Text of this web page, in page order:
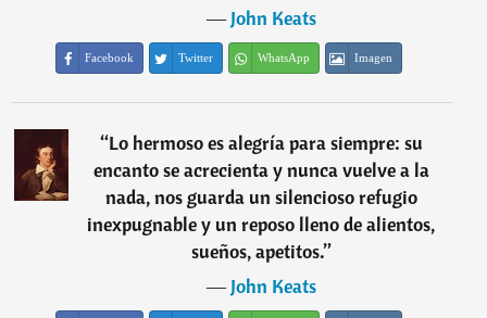
―John Keats
Facebook Twitter WhatsApp Imagen
“Lo hermoso es alegría para siempre: su
encanto se acrecienta y nunca vuelve a la
nada, nos guarda un silencioso refugio
inexpugnable y un reposo lleno de alientos,
sueños, apetitos.”
―John Keats